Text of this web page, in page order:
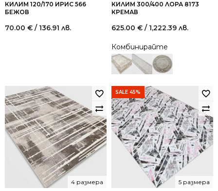
КИЛИМ 120/170 ИРИС 566
БЕЖОВ
70.00 € / 136.91 лв.
КИЛИМ 300/400 ЛОРА 8173
КРЕМАВ
625.00 € / 1,222.39 лв.
Комбинирайте
4 размера
SALE 45%
5 размера